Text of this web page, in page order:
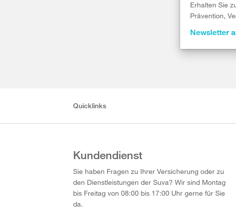
Erhalten Sie
Prävention,
Newsletter
Quicklinks
Kundendienst
Sie haben Fragen zu Ihrer Versicherung oder zu
den Dienstleistungen der Suva? Wir sind Montag
bis Freitag von 08:00 bis 17:00 Uhr gerne für Sie
da.